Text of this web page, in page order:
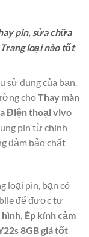
pin, sửa chữa
loại nào tốt
sử dụng của bạn.
choThay màn
Điện thoại vivo
pin từ chính
đảm bảo chất
loại pin, bạn có
để được tư
Ép kính cảm
8GB giá tốt